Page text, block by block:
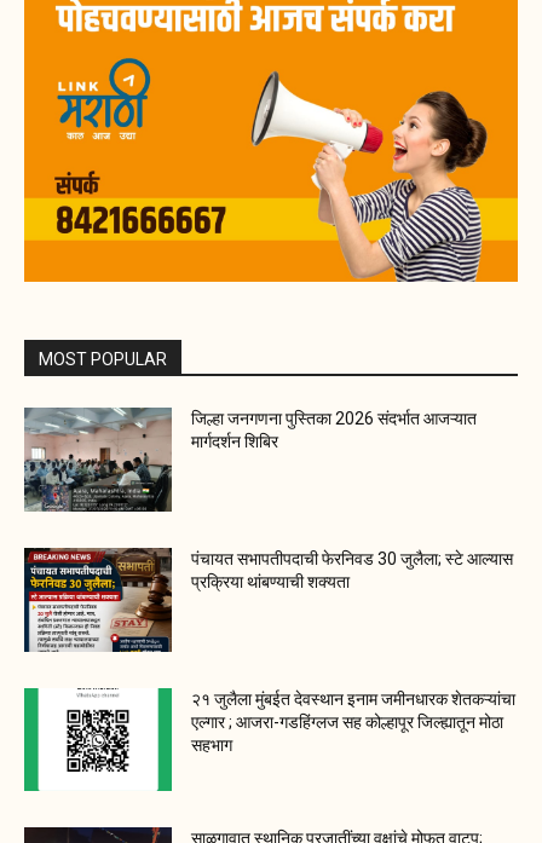
MOST POPULAR
जिल्हा जनगणना पुस्तिका 2026 संदर्भात आजऱ्यात
मार्गदर्शन शिबिर
पंचायत सभापतीपदाची फेरनिवड 30 जुलैला; स्टे आल्यास
प्रक्रिया थांबण्याची शक्यता
२१ जुलैला मुंबईत देवस्थान इनाम जमीनधारक शेतकऱ्यांचा
एल्गार ; आजरा-गडहिंग्लज सह कोल्हापूर जिल्ह्यातून मोठा
सहभाग
साळगावात स्थानिक प्रजातींच्या वृक्षांचे मोफत वाटप;